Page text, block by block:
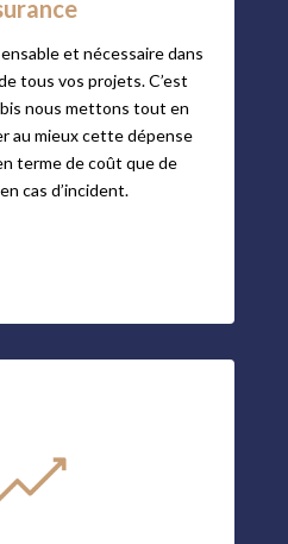
et nécessaire dans
tous vos projets. C’est
nous mettons tout en
au mieux cette dépense
terme de coût que de
cas d’incident.